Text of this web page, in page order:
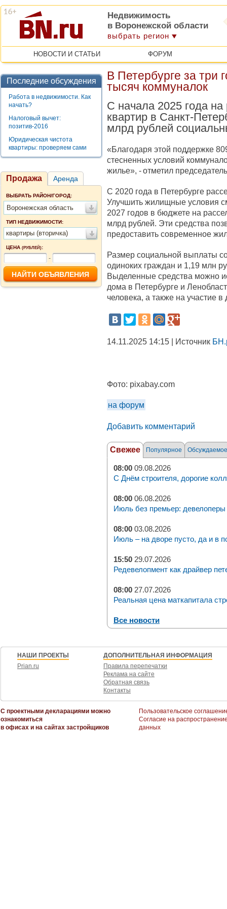
Недвижимость
в Воронежской области
выбрать регион
НОВОСТИ И СТАТЬИ ФОРУМ
Последние обсуждения
Работа в недвижимости. Как
начать?
Налоговый вычет:
позитив-2016
Юридическая чистота
квартиры: проверяем сами
Продажа Аренда
ВЫБРАТЬ РАЙОН/ГОРОД:
Воронежская область
ТИП НЕДВИЖИМОСТИ:
квартиры (вторичка)
ЦЕНА (РУБЛЕЙ):
-
В Петербурге за три
тысяч коммуналок
С начала 2025 года
квартир в
млрд рублей
«Благодаря этой поддержке
стесненных условий
жилье», - отметил
С 2020 года в Петербурге
Улучшить жилищные условия
2027 годов в бюджете на
млрд рублей. Эти средства
предоставить современное
Размер социальной выплаты
одиноких граждан и 1,19 млн
Выделенные средства можно
дома в Петербурге и
человека, а также на участие
14.11.2025 14:15 | Источник
Фото: pixabay.com
на форум
Добавить комментарий
Свежее Популярное Обсуждаемое
08:00 09.08.2026
С Днём строителя, дорогие
08:00 06.08.2026
Июль без премьер: девелоперы
08:00 03.08.2026
Июль – на дворе пусто, да и в
15:50 29.07.2026
Редевелопмент как драйвер
08:00 27.07.2026
Реальная цена маткапитала
Все новости
НАШИ ПРОЕКТЫ
Prian.ru
ДОПОЛНИТЕЛЬНАЯ ИНФОРМАЦИЯ
Правила перепечатки
Реклама на сайте
Обратная связь
Контакты
С проектными декларациями можно
ознакомиться
в офисах и на сайтах застройщиков
Пользовательское
Согласие на
данных